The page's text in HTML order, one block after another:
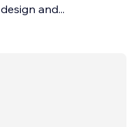
and...